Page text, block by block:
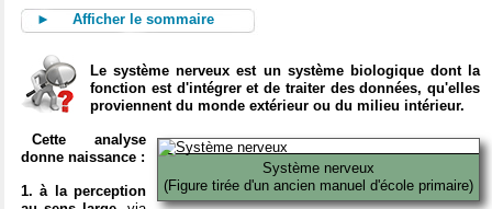
► Afficher le sommaire
Le système nerveux est un système biologique dont la
fonction est d'intégrer et de traiter des données, qu'elles
proviennent du monde extérieur ou du milieu intérieur.
Système nerveux
(Figure tirée d'un ancien manuel d'école primaire)
Cette analyse
donne naissance :
1. à la perception